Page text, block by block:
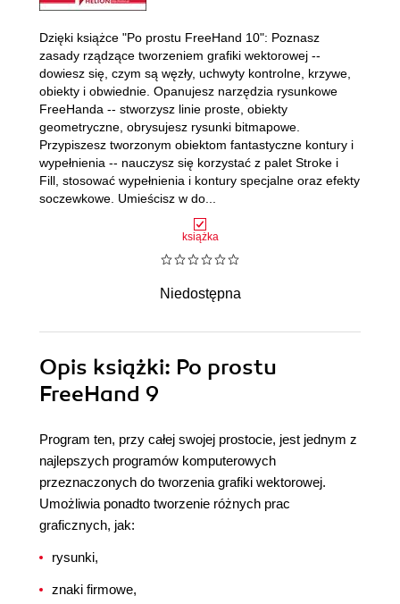
książka
Niedostępna
Dzięki książce "Po prostu FreeHand 10": Poznasz
zasady rządzące tworzeniem grafiki wektorowej --
dowiesz się, czym są węzły, uchwyty kontrolne, krzywe,
obiekty i obwiednie. Opanujesz narzędzia rysunkowe
FreeHanda -- stworzysz linie proste, obiekty
geometryczne, obrysujesz rysunki bitmapowe.
Przypiszesz tworzonym obiektom fantastyczne kontury i
wypełnienia -- nauczysz się korzystać z palet Stroke i
Fill, stosować wypełnienia i kontury specjalne oraz efekty
soczewkowe. Umieścisz w do...
Opis książki: Po prostu
FreeHand 9
Program ten, przy całej swojej prostocie, jest jednym z
najlepszych programów komputerowych
przeznaczonych do tworzenia grafiki wektorowej.
Umożliwia ponadto tworzenie różnych prac
graficznych, jak:
rysunki,
znaki firmowe,